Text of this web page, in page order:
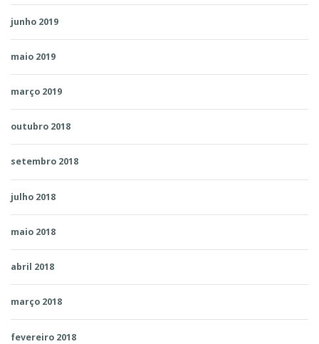
junho 2019
maio 2019
março 2019
outubro 2018
setembro 2018
julho 2018
maio 2018
abril 2018
março 2018
fevereiro 2018